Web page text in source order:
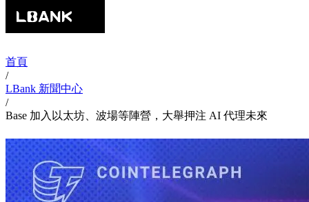
首頁
/
LBank 新聞中心
/
Base 加入以太坊、波場等陣營，大舉押注 AI 代理未來